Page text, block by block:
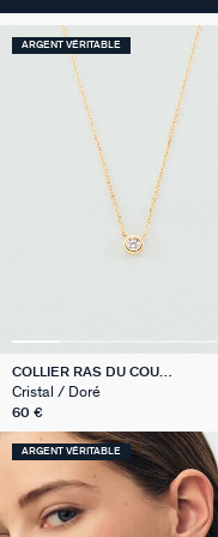
ARGENT VÉRITABLE
COLLIER RAS DU COU
BRILLANT
Cristal / Doré
60 €
ARGENT VÉRITABLE